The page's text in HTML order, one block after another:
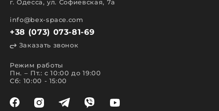
г. Одесса, ул. Софиевская, 7а
info@bex-space.com
+38 (073) 073-81-69
Заказать звонок
Режим работы
Пн. – Пт.: с 10:00 до 19:00
Сб: 10:00 - 15:00